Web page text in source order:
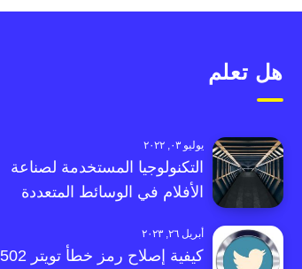
هل تعلم
يوليو ٠٣, ٢٠٢٢
التكنولوجيا المستخدمة لصناعة
الأفلام في الوسائط المتعددة
أبريل ٢٦, ٢٠٢٣
كيفية إصلاح رمز خطأ تويتر 502